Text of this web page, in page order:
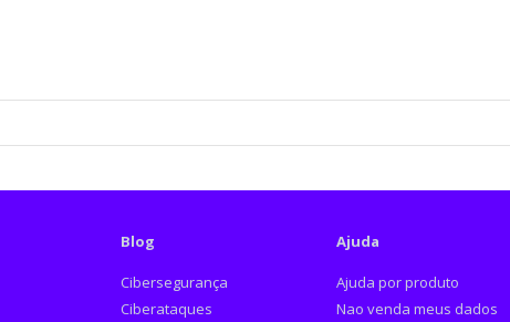
Blog
Cibersegurança
Ciberataques
Ajuda
Ajuda por produto
Nao venda meus dados